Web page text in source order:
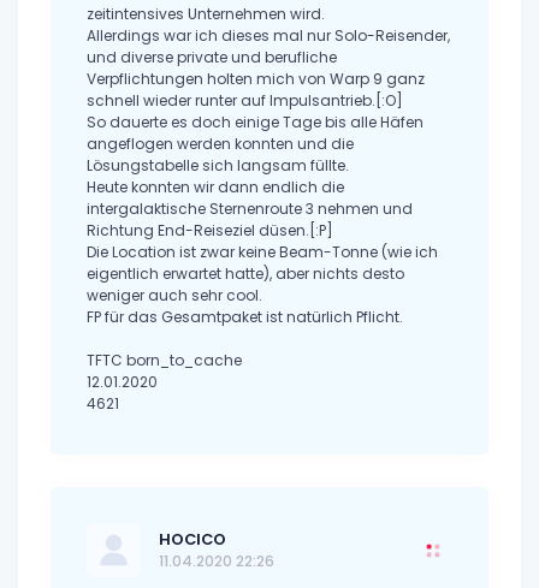
zeitintensives Unternehmen wird.
Allerdings war ich dieses mal nur Solo-Reisender,
und diverse private und berufliche
Verpflichtungen holten mich von Warp 9 ganz
schnell wieder runter auf Impulsantrieb.[:O]
So dauerte es doch einige Tage bis alle Häfen
angeflogen werden konnten und die
Lösungstabelle sich langsam füllte.
Heute konnten wir dann endlich die
intergalaktische Sternenroute 3 nehmen und
Richtung End-Reiseziel düsen.[:P]
Die Location ist zwar keine Beam-Tonne (wie ich
eigentlich erwartet hatte), aber nichts desto
weniger auch sehr cool.
FP für das Gesamtpaket ist natürlich Pflicht.
TFTC born_to_cache
12.01.2020
4621
HOCICO
11.04.2020 22:26